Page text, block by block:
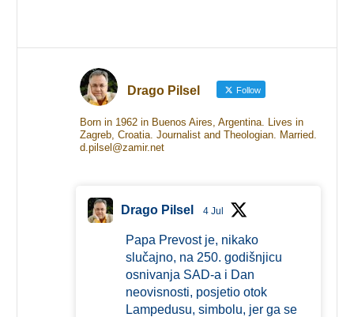
Drago Pilsel Follow
Born in 1962 in Buenos Aires, Argentina. Lives in
Zagreb, Croatia. Journalist and Theologian. Married.
d.pilsel@zamir.net
Drago Pilsel 4 Jul
Papa Prevost je, nikako
slučajno, na 250. godišnjicu
osnivanja SAD-a i Dan
neovisnosti, posjetio otok
Lampedusu, simbolu, jer ga se